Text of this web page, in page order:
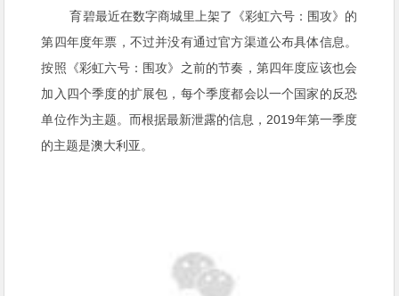
育碧最近在数字商城里上架了《彩虹六号：围攻》的
第四年度年票，不过并没有通过官方渠道公布具体信息。
按照《彩虹六号：围攻》之前的节奏，第四年度应该也会
加入四个季度的扩展包，每个季度都会以一个国家的反恐
单位作为主题。而根据最新泄露的信息， 2019年第一季度
的主题是澳大利亚。